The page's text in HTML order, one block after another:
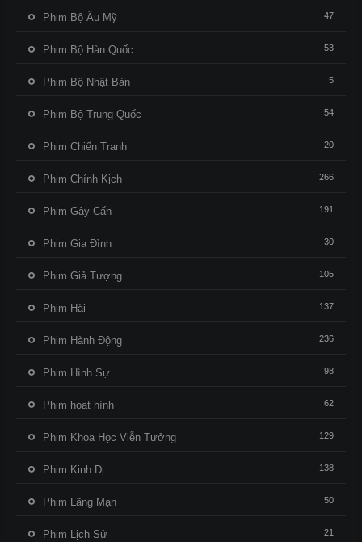
Phim Bộ Âu Mỹ 47
Phim Bộ Hàn Quốc 53
Phim Bộ Nhật Bản 5
Phim Bộ Trung Quốc 54
Phim Chiến Tranh 20
Phim Chính Kịch 266
Phim Gây Cấn 191
Phim Gia Đình 30
Phim Giả Tượng 105
Phim Hài 137
Phim Hành Động 236
Phim Hình Sự 98
Phim hoạt hình 62
Phim Khoa Học Viễn Tưởng 129
Phim Kinh Dị 138
Phim Lãng Mạn 50
Phim Lịch Sử 21